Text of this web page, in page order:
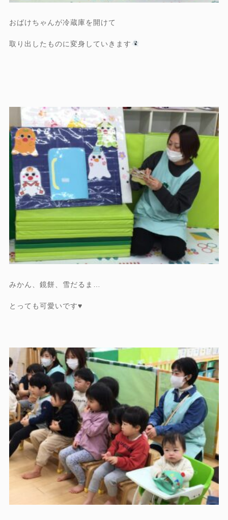
おばけちゃんが冷蔵庫を開けて
取り出したものに変身していきます
みかん、鏡餅、雪だるま…
とっても可愛いです♥️